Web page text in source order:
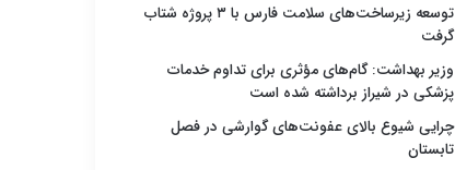
توسعه زیرساخت‌های سلامت فارس با ۳ پروژه شتاب
گرفت
وزیر بهداشت: گام‌های مؤثری برای تداوم خدمات
پزشکی در شیراز برداشته شده است
چرایی شیوع بالای عفونت‌های گوارشی در فصل
تابستان